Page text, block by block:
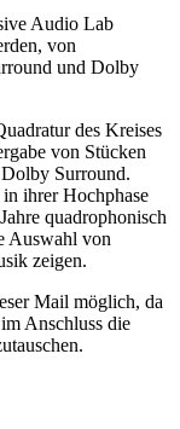
Audio Lab
von
und Dolby
des Kreises
von Stücken
Surround.
ihrer Hochphase
quadrophonisch
Auswahl von
zeigen.
Mail möglich, da
Anschluss die